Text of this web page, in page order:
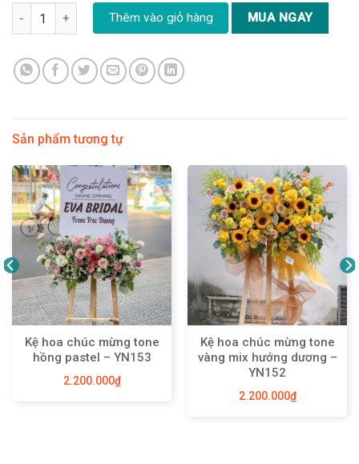
Kệ hoa chúc mừng tone xanh dương - YN151 số lượng
Thêm vào giỏ hàng MUA NGAY
Sản phẩm tương tự
Kệ hoa chúc mừng tone
hồng pastel – YN153
2.200.000₫
Kệ hoa chúc mừng tone
vàng mix hướng dương –
YN152
2.200.000₫